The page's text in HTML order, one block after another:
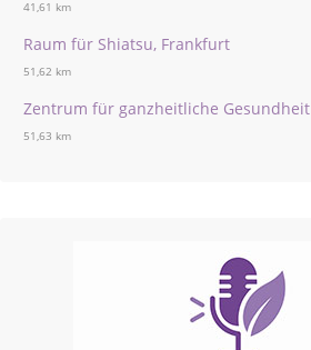
41,61 km
Raum für Shiatsu, Frankfurt
51,62 km
Zentrum für ganzheitliche Gesundheit
51,63 km